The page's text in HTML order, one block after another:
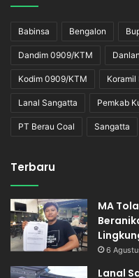
Babinsa Bengalon
Dandim 0909/KTM
Kodim 0909/KTM Koramil
Lanal Sangatta Pemkab
PT Berau Coal Sangatta
Terbaru
MA
6
Lanal